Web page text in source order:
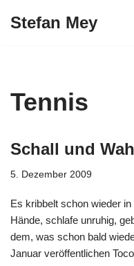
Stefan Mey
Tennis
Schall und
5. Dezember 2009
Es kribbelt schon wieder
Hände, schlafe unruhig,
dem, was schon bald
Januar veröffentlichen